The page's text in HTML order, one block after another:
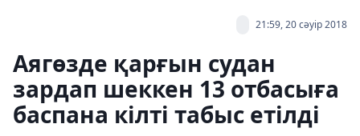
21:59, 20 сәуір 2018
Аягөзде қарғын судан
зардап шеккен 13 отбасыға
баспана кілті табыс етілді